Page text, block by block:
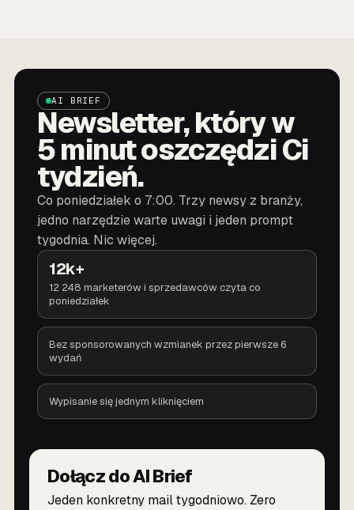
AI BRIEF
Newsletter, który w
5 minut oszczędzi Ci
tydzień.
Co poniedziałek o 7:00. Trzy newsy z branży,
jedno narzędzie warte uwagi i jeden prompt
tygodnia. Nic więcej.
12k+
12 248 marketerów i sprzedawców czyta co
poniedziałek
Bez sponsorowanych wzmianek przez pierwsze 6
wydań
Wypisanie się jednym kliknięciem
Dołącz do AI Brief
Jeden konkretny mail tygodniowo. Zero